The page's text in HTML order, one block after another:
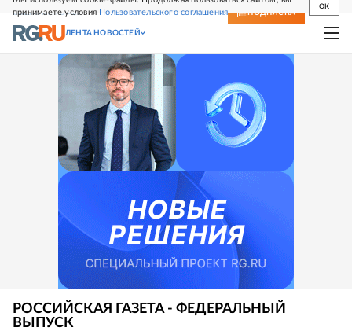
принимаете условия Пользовательского соглашения
OK
СВЕЖИЙ НОМЕР ПОДПИСКА
ЛЕНТА НОВОСТЕЙ
РОССИЙСКАЯ ГАЗЕТА - ФЕДЕРАЛЬНЫЙ
ВЫПУСК